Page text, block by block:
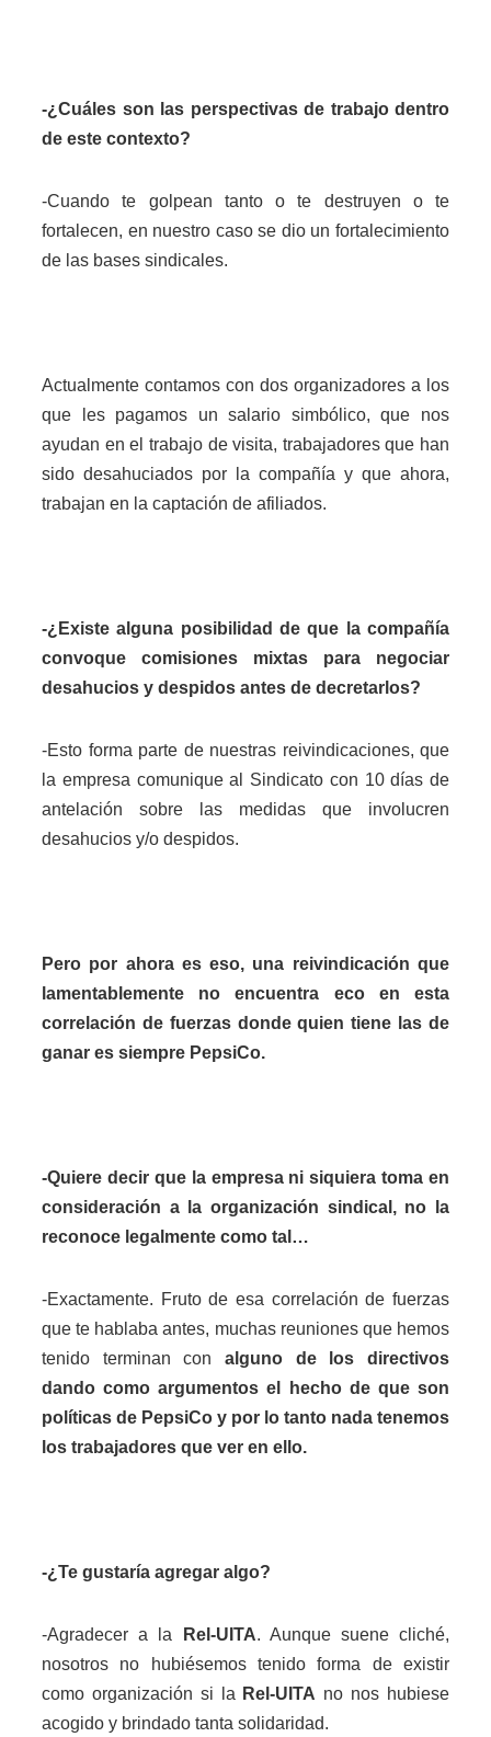
-¿Cuáles son las perspectivas de trabajo dentro
de este contexto?
-Cuando te golpean tanto o te destruyen o te
fortalecen, en nuestro caso se dio un fortalecimiento
de las bases sindicales.
Actualmente contamos con dos organizadores a los
que les pagamos un salario simbólico, que nos
ayudan en el trabajo de visita, trabajadores que han
sido desahuciados por la compañía y que ahora,
trabajan en la captación de afiliados.
-¿Existe alguna posibilidad de que la compañía
convoque comisiones mixtas para negociar
desahucios y despidos antes de decretarlos?
-Esto forma parte de nuestras reivindicaciones, que
la empresa comunique al Sindicato con 10 días de
antelación sobre las medidas que involucren
desahucios y/o despidos.
Pero por ahora es eso, una reivindicación que
lamentablemente no encuentra eco en esta
correlación de fuerzas donde quien tiene las de
ganar es siempre PepsiCo.
-Quiere decir que la empresa ni siquiera toma en
consideración a la organización sindical, no la
reconoce legalmente como tal…
-Exactamente. Fruto de esa correlación de fuerzas
que te hablaba antes, muchas reuniones que hemos
tenido terminan con alguno de los directivos
dando como argumentos el hecho de que son
políticas de PepsiCo y por lo tanto nada tenemos
los trabajadores que ver en ello.
-¿Te gustaría agregar algo?
-Agradecer a la Rel-UITA. Aunque suene cliché,
nosotros no hubiésemos tenido forma de existir
como organización si la Rel-UITA no nos hubiese
acogido y brindado tanta solidaridad.